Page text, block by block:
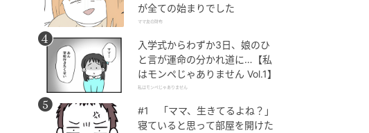
が全ての始まりでした
ママ友の財布
入学式からわずか3日、娘のひ
と言が運命の分かれ道に…【私
はモンペじゃありません Vol.1】
私はモンペじゃありません
#1 「ママ、生きてるよね？」
寝ていると思って部屋を開けた